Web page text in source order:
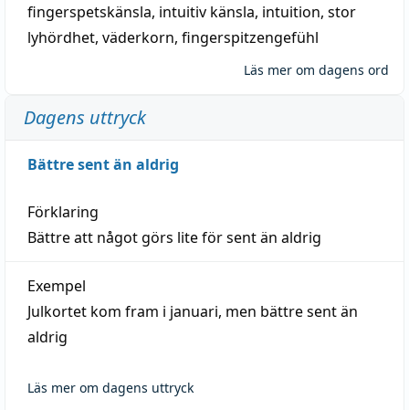
fingerspetskänsla, intuitiv känsla, intuition, stor
lyhördhet, väderkorn, fingerspitzengefühl
Läs mer om dagens ord
Dagens uttryck
Bättre sent än aldrig
Förklaring
Bättre att något görs lite för sent än aldrig
Exempel
Julkortet kom fram i januari, men bättre sent än
aldrig
Läs mer om dagens uttryck